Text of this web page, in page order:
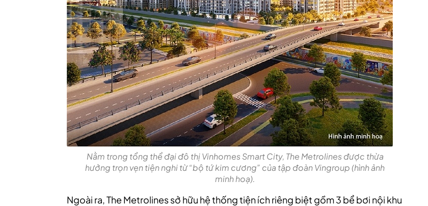
Nằm trong tổng thể đại đô thị Vinhomes Smart City, The Metrolines được thừa
hưởng trọn vẹn tiện nghi từ “bộ tứ kim cương” của tập đoàn Vingroup (hình ảnh
minh hoạ).
Ngoài ra, The Metrolines sở hữu hệ thống tiện ích riêng biệt gồm 3 bể bơi nội khu